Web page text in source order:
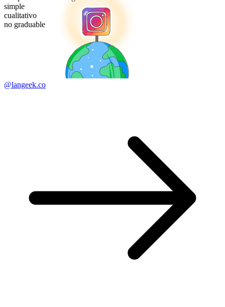
simple
cualitativo
no graduable
@langeek.co